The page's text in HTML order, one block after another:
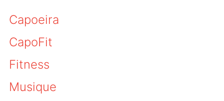
Capoeira
CapoFit
Fitness
Musique